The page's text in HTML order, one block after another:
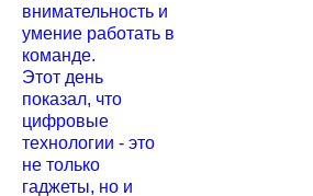
внимательность и
умение работать в
команде.
Этот день
показал, что
цифровые
технологии - это
не только
гаджеты, но и